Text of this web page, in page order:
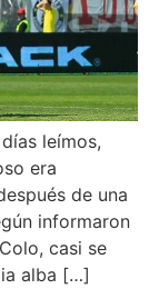
leímos,
era
de una
informaron
casi se
alba […]